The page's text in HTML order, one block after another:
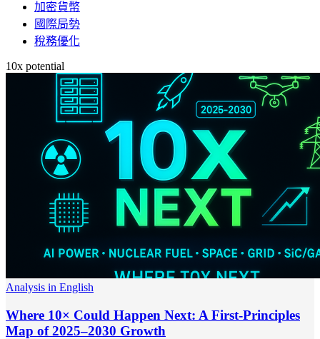
加密貨幣
國際局勢
稅務優化
10x potential
Analysis in English
Where 10× Could Happen Next: A First-Principles
Map of 2025–2030 Growth